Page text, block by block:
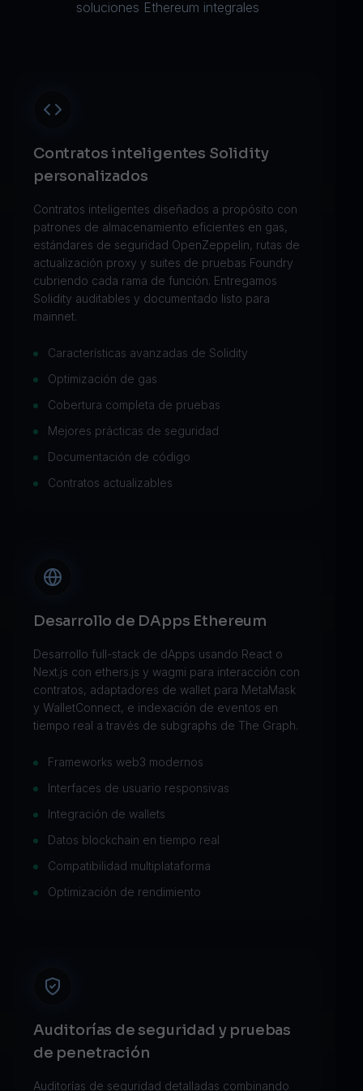
soluciones Ethereum integrales
Contratos inteligentes Solidity
personalizados
Contratos inteligentes diseñados a propósito con
patrones de almacenamiento eficientes en gas,
estándares de seguridad OpenZeppelin, rutas de
actualización proxy y suites de pruebas Foundry
cubriendo cada rama de función. Entregamos
Solidity auditables y documentado listo para
mainnet.
Características avanzadas de Solidity
Optimización de gas
Cobertura completa de pruebas
Mejores prácticas de seguridad
Documentación de código
Contratos actualizables
Desarrollo de DApps Ethereum
Desarrollo full-stack de dApps usando React o
Next.js con ethers.js y wagmi para interacción con
contratos, adaptadores de wallet para MetaMask
y WalletConnect, e indexación de eventos en
tiempo real a través de subgraphs de The Graph.
Frameworks web3 modernos
Interfaces de usuario responsivas
Integración de wallets
Datos blockchain en tiempo real
Compatibilidad multiplataforma
Optimización de rendimiento
Auditorías de seguridad y pruebas
de penetración
Auditorías de seguridad detalladas combinando